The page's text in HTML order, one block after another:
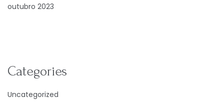
outubro 2023
Categories
Uncategorized